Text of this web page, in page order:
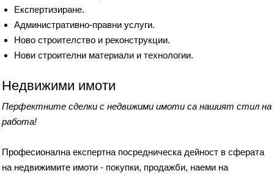
Експертизиране.
Административно-правни услуги.
Ново строителство и реконструкции.
Нови строителни материали и технологии.
Недвижими имоти
Перфектните сделки с недвижими имоти са нашият стил на
работа!
Професионална eкспертна посредническа дейност в сферата
на недвижимите имоти - покупки, продажби, наеми на